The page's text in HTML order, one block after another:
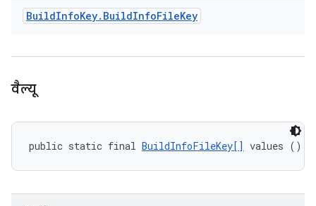
BuildInfoKey. BuildInfoFileKey
वैल्यू
public static final BuildInfoFileKey[] values ()